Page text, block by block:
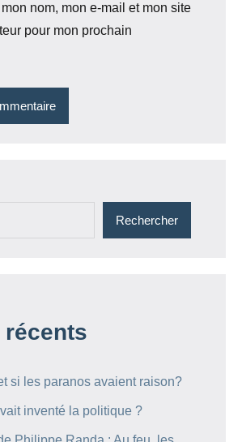
nom, mon e-mail et mon site
pour mon prochain
Rechercher
si les paranos avaient raison?
inventé la politique ?